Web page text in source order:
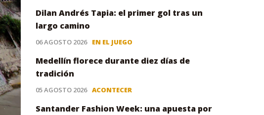
Dilan Andrés Tapia: el primer gol tras un
largo camino
06 AGOSTO 2026 EN EL JUEGO
Medellín florece durante diez días de
tradición
05 AGOSTO 2026 ACONTECER
Santander Fashion Week: una apuesta por